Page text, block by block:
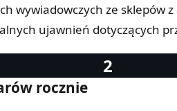
wywiadowczych ze
ujawnień dotyczących
rocznie